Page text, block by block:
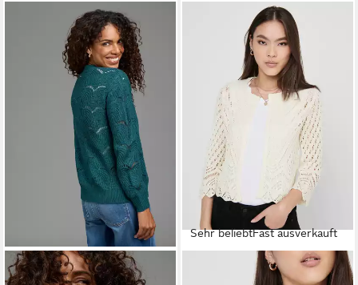
LAURA SCOTT
Sehr beliebtFast ausverkauft